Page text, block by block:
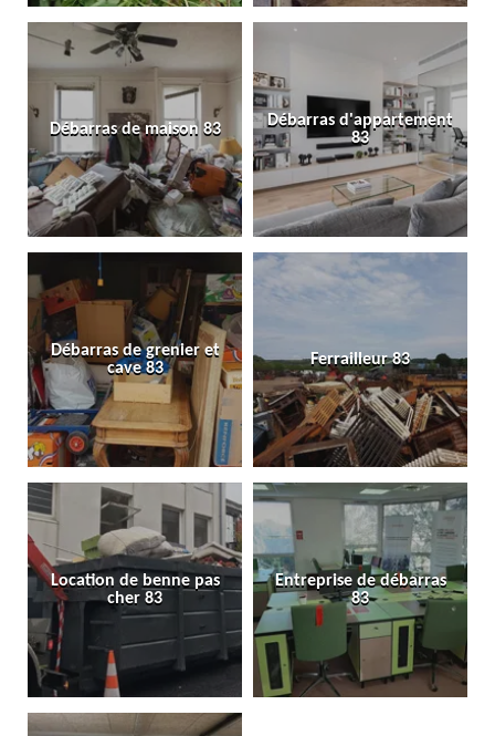
Débarras de maison 83
Débarras d'appartement
83
Débarras de grenier et
cave 83
Ferrailleur 83
Location de benne pas
cher 83
Entreprise de débarras
83